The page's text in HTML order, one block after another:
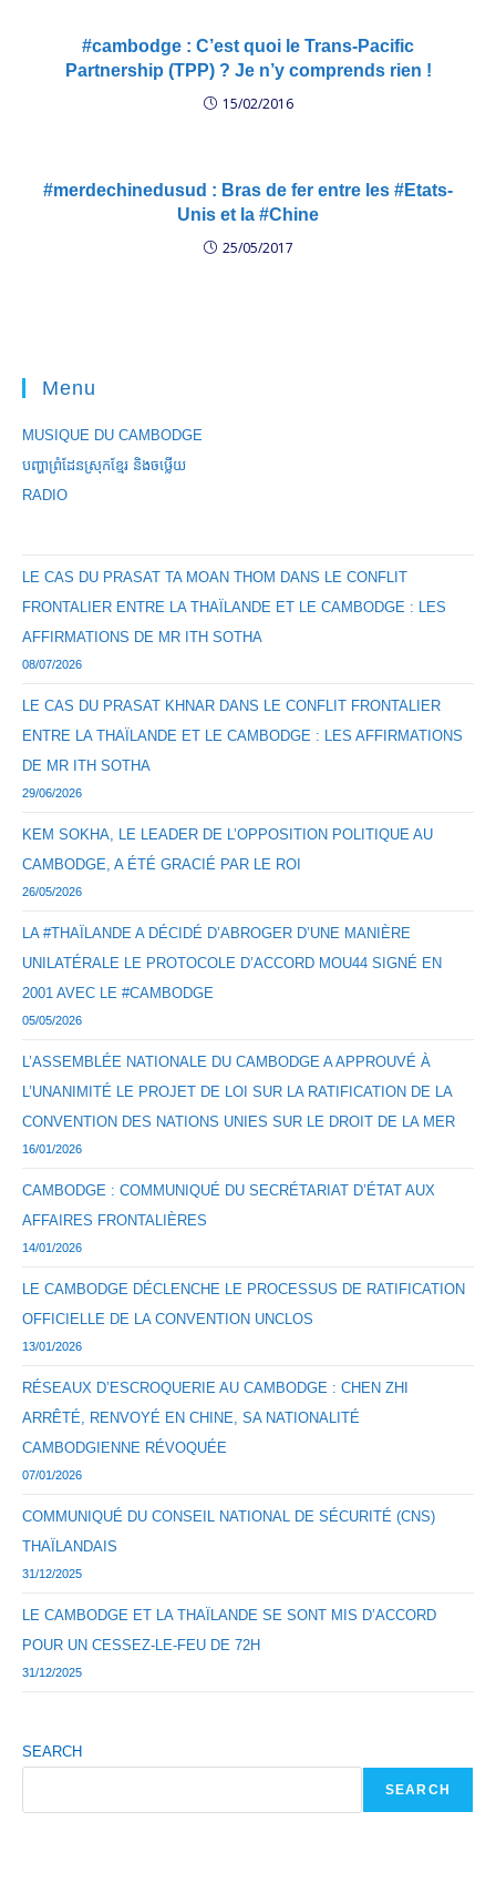
#cambodge : C’est quoi le Trans-Pacific
Partnership (TPP) ? Je n’y comprends rien !
15/02/2016
#merdechinedusud : Bras de fer entre les #Etats-
Unis et la #Chine
25/05/2017
Menu
MUSIQUE DU CAMBODGE
បញ្ហាព្រំដែនស្រុកខ្មែរ និងចឞ្លើយ
RADIO
LE CAS DU PRASAT TA MOAN THOM DANS LE CONFLIT
FRONTALIER ENTRE LA THAÏLANDE ET LE CAMBODGE : LES
AFFIRMATIONS DE MR ITH SOTHA
08/07/2026
LE CAS DU PRASAT KHNAR DANS LE CONFLIT FRONTALIER
ENTRE LA THAÏLANDE ET LE CAMBODGE : LES AFFIRMATIONS
DE MR ITH SOTHA
29/06/2026
KEM SOKHA, LE LEADER DE L’OPPOSITION POLITIQUE AU
CAMBODGE, A ÉTÉ GRACIÉ PAR LE ROI
26/05/2026
LA #THAÏLANDE A DÉCIDÉ D’ABROGER D’UNE MANIÈRE
UNILATÉRALE LE PROTOCOLE D’ACCORD MOU44 SIGNÉ EN
2001 AVEC LE #CAMBODGE
05/05/2026
L’ASSEMBLÉE NATIONALE DU CAMBODGE A APPROUVÉ À
L’UNANIMITÉ LE PROJET DE LOI SUR LA RATIFICATION DE LA
CONVENTION DES NATIONS UNIES SUR LE DROIT DE LA MER
16/01/2026
CAMBODGE : COMMUNIQUÉ DU SECRÉTARIAT D’ÉTAT AUX
AFFAIRES FRONTALIÈRES
14/01/2026
LE CAMBODGE DÉCLENCHE LE PROCESSUS DE RATIFICATION
OFFICIELLE DE LA CONVENTION UNCLOS
13/01/2026
RÉSEAUX D’ESCROQUERIE AU CAMBODGE : CHEN ZHI
ARRÊTÉ, RENVOYÉ EN CHINE, SA NATIONALITÉ
CAMBODGIENNE RÉVOQUÉE
07/01/2026
COMMUNIQUÉ DU CONSEIL NATIONAL DE SÉCURITÉ (CNS)
THAÏLANDAIS
31/12/2025
LE CAMBODGE ET LA THAÏLANDE SE SONT MIS D’ACCORD
POUR UN CESSEZ-LE-FEU DE 72H
31/12/2025
SEARCH
SEARCH